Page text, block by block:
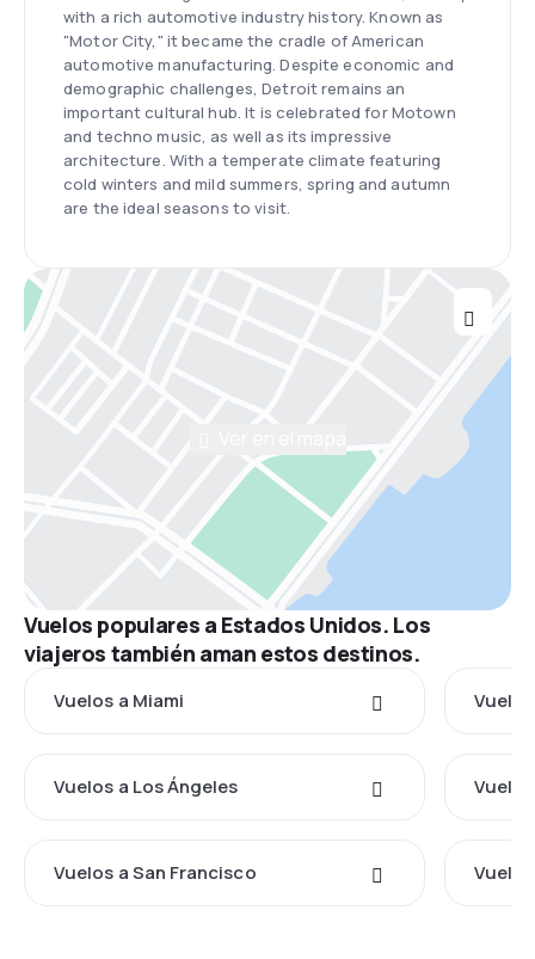
with a rich automotive industry history. Known as
"Motor City," it became the cradle of American
automotive manufacturing. Despite economic and
demographic challenges, Detroit remains an
important cultural hub. It is celebrated for Motown
and techno music, as well as its impressive
architecture. With a temperate climate featuring
cold winters and mild summers, spring and autumn
are the ideal seasons to visit.
Vuelos populares a Estados Unidos. Los
viajeros también aman estos destinos.
Vuelos a Miami
Vuelos a Los Ángeles
Vuelos a San Francisco